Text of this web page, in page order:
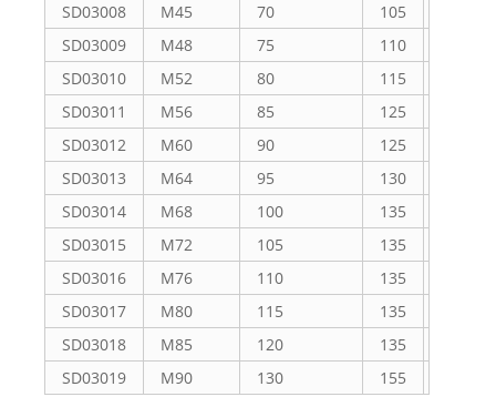
SD03008
M45 70 105
SD03009
M48 75 110
SD03010
M52 80 115
SD03011
M56 85 125
SD03012
M60 90 125
SD03013
M64 95 130
SD03014
M68 100 135
SD03015
M72 105 135
SD03016
M76 110 135
SD03017
M80 115 135
SD03018
M85 120 135
SD03019
M90 130 155